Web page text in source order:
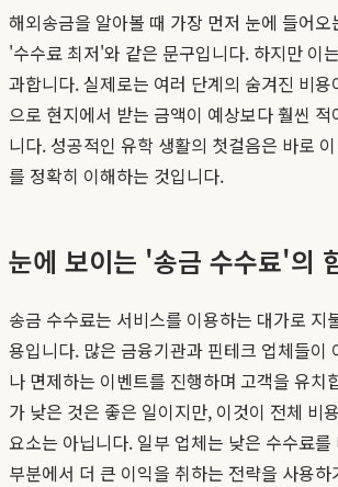
해외송금을 알아볼 때 가장 먼저 눈에 들어
'수수료 최저'와 같은 문구입니다. 하지만 이
과합니다. 실제로는 여러 단계의 숨겨진 비용
으로 현지에서 받는 금액이 예상보다 훨씬
니다. 성공적인 유학 생활의 첫걸음은 바로
를 정확히 이해하는 것입니다.
눈에 보이는 '송금 수수료'의
송금 수수료는 서비스를 이용하는 대가로 지
용입니다. 많은 금융기관과 핀테크 업체들이
나 면제하는 이벤트를 진행하며 고객을 유치
가 낮은 것은 좋은 일이지만, 이것이 전체 비
요소는 아닙니다. 일부 업체는 낮은 수수료
부분에서 더 큰 이익을 취하는 전략을 사용하